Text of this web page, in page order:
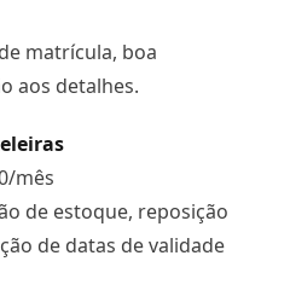
matrícula, boa
aos detalhes.
mês
de estoque, reposição
de datas de validade